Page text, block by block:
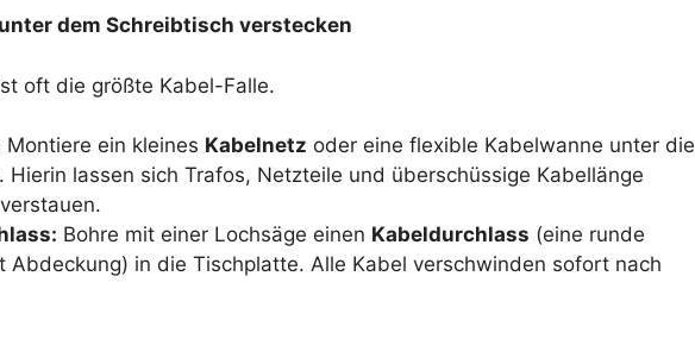
dem Schreibtisch verstecken
oft die größte Kabel-Falle.
Montiere ein kleines Kabelnetz oder eine flexible Kabelwanne unter die
Hierin lassen sich Trafos, Netzteile und überschüssige Kabellänge
Bohre mit einer Lochsäge einen Kabeldurchlass (eine runde
Abdeckung) in die Tischplatte. Alle Kabel verschwinden sofort nach